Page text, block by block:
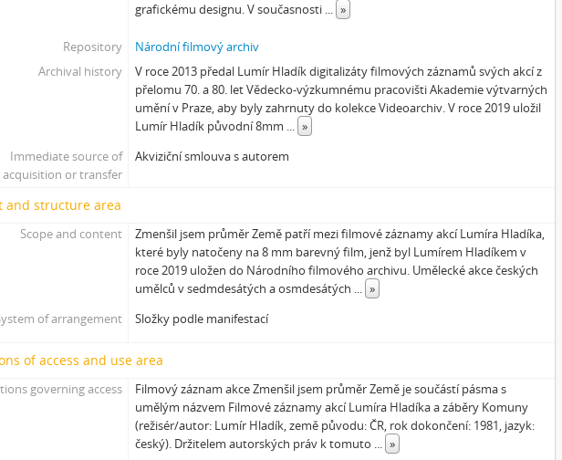
[Subseries] Monoskop no. 3 – Monkeyking legend
[Subseries] Chewing Gum
[Subseries] Tihle – Sociální situace: pět svázaných mužů
[Subseries] Viděno vzduchem
[Subseries] 6 snů z hrnečku
[Subseries] Pohybovadlo
[Subseries] Náš očistec
[Subseries] Burger und Ther
[Subseries] Der kleine Blonde und sein roter Koffer
[Subseries] Miss Krimi
[Subseries] Obrázky
[Subseries] 360°
[Subseries] Grátis punč
[Subseries] Naše okrasné zahrádky – Unsere Gärten
grafickému designu. V současnosti ... »
Repository
Národní filmový archiv
Archival history
V roce 2013 předal Lumír Hladík digitalizáty filmových záznamů svých akcí z
přelomu 70. a 80. let Vědecko-výzkumnému pracovišti Akademie výtvarných
umění v Praze, aby byly zahrnuty do kolekce Videoarchiv. V roce 2019 uložil
Lumír Hladík původní 8mm ... »
Immediate source of
acquisition or transfer
Akviziční smlouva s autorem
and structure area
Scope and content
Zmenšil jsem průměr Země patří mezi filmové záznamy akcí Lumíra Hladíka,
které byly natočeny na 8 mm barevný film, jenž byl Lumírem Hladíkem v
roce 2019 uložen do Národního filmového archivu. Umělecké akce českých
umělců v sedmdesátých a osmdesátých ... »
of arrangement
Složky podle manifestací
of access and use area
governing access
Filmový záznam akce Zmenšil jsem průměr Země je součástí pásma s
umělým názvem Filmové záznamy akcí Lumíra Hladíka a záběry Komuny
(režisér/autor: Lumír Hladík, země původu: ČR, rok dokončení: 1981, jazyk:
český). Držitelem autorských práv k tomuto ... »